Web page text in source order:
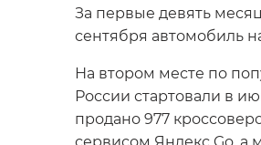
За первые девять
сентября автомобиль
На втором месте по
России стартовали в
продано 977
сервисом Яндекс Go, а